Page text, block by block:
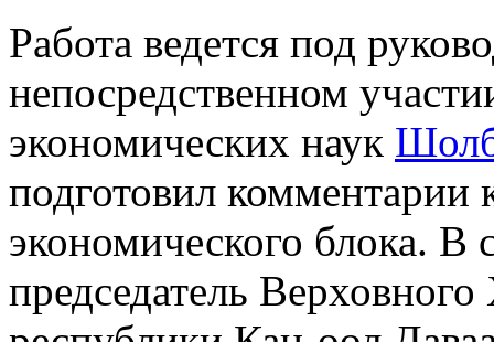
Работа ведется под
непосредственном
экономических наук
подготовил комментарии
экономического блока. В
председатель